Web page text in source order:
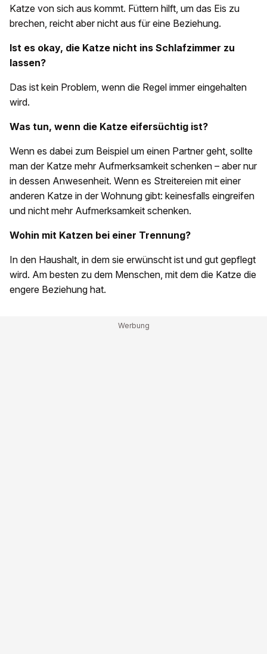
Katze von sich aus kommt. Füttern hilft, um das Eis zu
brechen, reicht aber nicht aus für eine Beziehung.
Ist es okay, die Katze nicht ins Schlafzimmer zu
lassen?
Das ist kein Problem, wenn die Regel immer eingehalten
wird.
Was tun, wenn die Katze eifersüchtig ist?
Wenn es dabei zum Beispiel um einen Partner geht, sollte
man der Katze mehr Aufmerksamkeit schenken – aber nur
in dessen Anwesenheit. Wenn es Streitereien mit einer
anderen Katze in der Wohnung gibt: keinesfalls eingreifen
und nicht mehr Aufmerksamkeit schenken.
Wohin mit Katzen bei einer Trennung?
In den Haushalt, in dem sie erwünscht ist und gut gepflegt
wird. Am besten zu dem Menschen, mit dem die Katze die
engere Beziehung hat.